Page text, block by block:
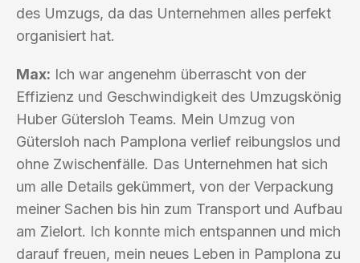
des Umzugs, da das Unternehmen alles perfekt
organisiert hat.
Max: Ich war angenehm überrascht von der
Effizienz und Geschwindigkeit des Umzugskönig
Huber Gütersloh Teams. Mein Umzug von
Gütersloh nach Pamplona verlief reibungslos und
ohne Zwischenfälle. Das Unternehmen hat sich
um alle Details gekümmert, von der Verpackung
meiner Sachen bis hin zum Transport und Aufbau
am Zielort. Ich konnte mich entspannen und mich
darauf freuen, mein neues Leben in Pamplona zu